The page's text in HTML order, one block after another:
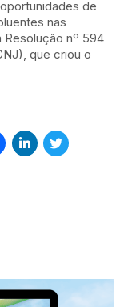
de
nas
Resolução nº 594
que criou o